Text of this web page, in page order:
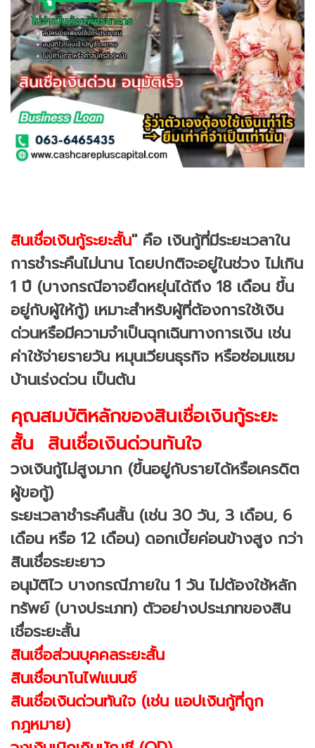
สินเชื่อเงินกู้ระยะสั้น" คือ เงินกู้ที่มีระยะเวลาใน
การชำระคืนไม่นาน โดยปกติจะอยู่ในช่วง ไม่เกิน
1 ปี (บางกรณีอาจยืดหยุ่นได้ถึง 18 เดือน ขึ้น
อยู่กับผู้ให้กู้) เหมาะสำหรับผู้ที่ต้องการใช้เงิน
ด่วนหรือมีความจำเป็นฉุกเฉินทางการเงิน เช่น
ค่าใช้จ่ายรายวัน หมุนเวียนธุรกิจ หรือซ่อมแซม
บ้านเร่งด่วน เป็นต้น
คุณสมบัติหลักของสินเชื่อเงินกู้ระยะ
สั้น สินเชื่อเงินด่วนทันใจ
วงเงินกู้ไม่สูงมาก (ขึ้นอยู่กับรายได้หรือเครดิต
ผู้ขอกู้)
ระยะเวลาชำระคืนสั้น (เช่น 30 วัน, 3 เดือน, 6
เดือน หรือ 12 เดือน) ดอกเบี้ยค่อนข้างสูง กว่า
สินเชื่อระยะยาว
อนุมัติไว บางกรณีภายใน 1 วัน ไม่ต้องใช้หลัก
ทรัพย์ (บางประเภท) ตัวอย่างประเภทของสิน
เชื่อระยะสั้น
สินเชื่อส่วนบุคคลระยะสั้น
สินเชื่อนาโนไฟแนนซ์
สินเชื่อเงินด่วนทันใจ (เช่น แอปเงินกู้ที่ถูก
กฎหมาย)